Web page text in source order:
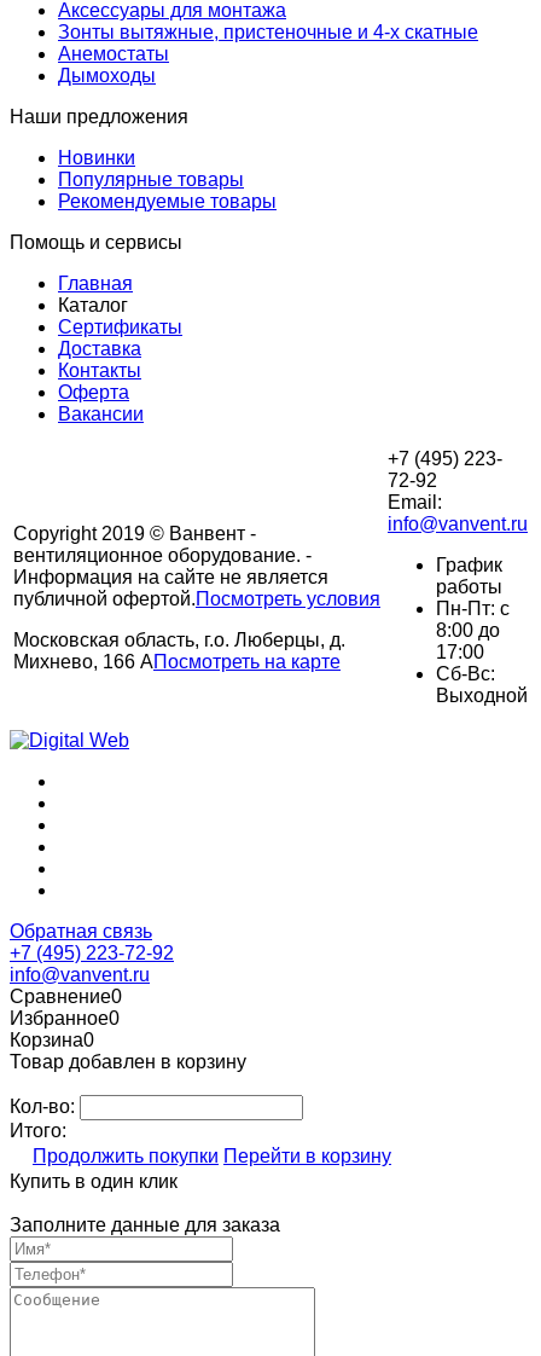
Аксессуары для монтажа
Зонты вытяжные, пристеночные и 4-х скатные
Анемостаты
Дымоходы
Наши предложения
Новинки
Популярные товары
Рекомендуемые товары
Помощь и сервисы
Главная
Каталог
Сертификаты
Доставка
Контакты
Оферта
Вакансии
Copyright 2019 © Ванвент -
вентиляционное оборудование. -
Информация на сайте не является
публичной офертой.Посмотреть условия
Московская область, г.о. Люберцы, д.
Михнево, 166 АПосмотреть на карте
+7 (495) 223-
72-92
Email:
info@vanvent.ru
График
работы
Пн-Пт: с
8:00 до
17:00
Сб-Вс:
Выходной
Обратная связь
+7 (495) 223-72-92
info@vanvent.ru
Сравнение0
Избранное0
Корзина0
Товар добавлен в корзину
Кол-во:
Итого:
Продолжить покупки Перейти в корзину
Купить в один клик
Заполните данные для заказа